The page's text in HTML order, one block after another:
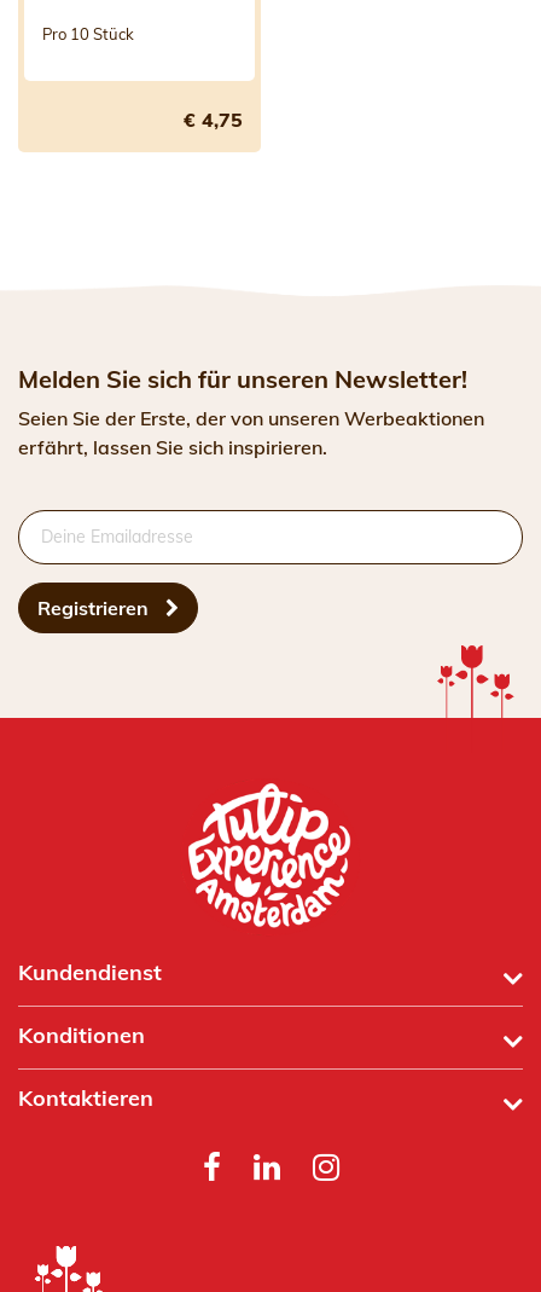
Pro 10 Stück
€ 4,75
Melden Sie sich für unseren Newsletter!
Seien Sie der Erste, der von unseren Werbeaktionen
erfährt, lassen Sie sich inspirieren.
Registrieren
Kundendienst
Konditionen
Kontaktieren